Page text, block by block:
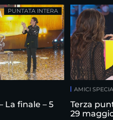
finale – 5
PUNTATA INTERA
AMICI
Terza
29